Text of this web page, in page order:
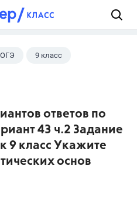
ОГЭ 9 класс
ответов по
43 ч.2 Задание
9 класс Укажите
основ